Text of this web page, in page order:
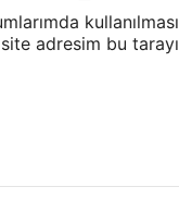
adresim bu